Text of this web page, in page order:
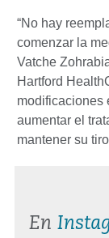
“No hay
comenzar la
Vatche
Hartford
modificaciones
aumentar el
mantener su
En